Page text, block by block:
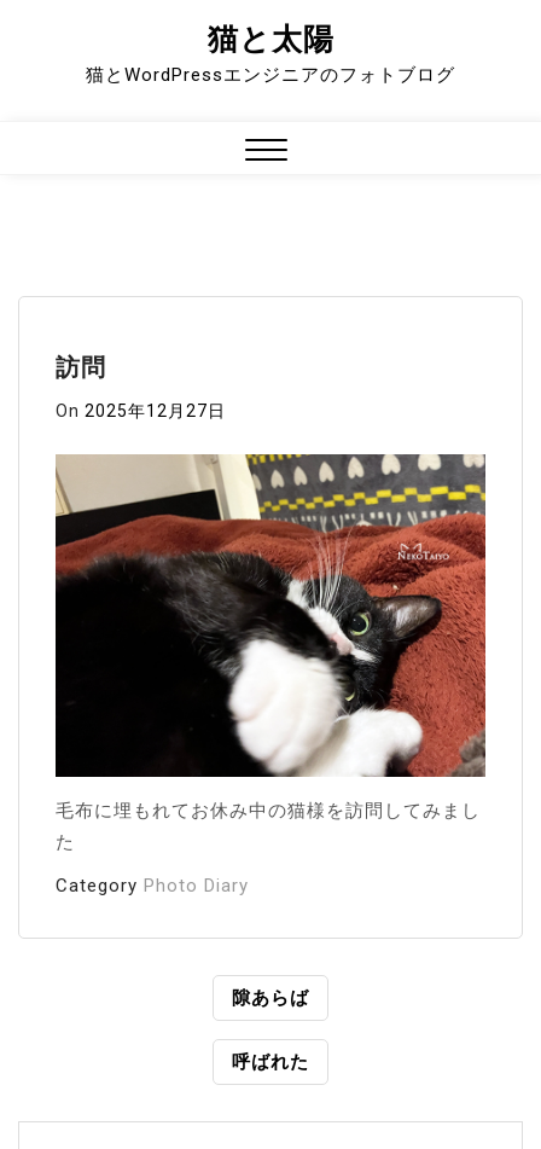
猫と太陽
猫とWordPressエンジニアのフォトブログ
訪問
On 2025年12月27日
毛布に埋もれてお休み中の猫様を訪問してみまし
た
Category Photo Diary
ビ
隙あらば
呼ばれた